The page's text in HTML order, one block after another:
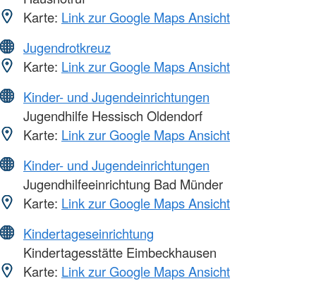
Karte: Link zur Google Maps Ansicht
Jugendrotkreuz
Karte: Link zur Google Maps Ansicht
Kinder- und Jugendeinrichtungen
Jugendhilfe Hessisch Oldendorf
Karte: Link zur Google Maps Ansicht
Kinder- und Jugendeinrichtungen
Jugendhilfeeinrichtung Bad Münder
Karte: Link zur Google Maps Ansicht
Kindertageseinrichtung
Kindertagesstätte Eimbeckhausen
Karte: Link zur Google Maps Ansicht